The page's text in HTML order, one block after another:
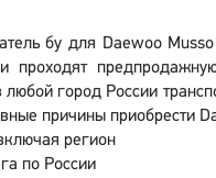
бу для Daewoo
любой город России
причины приобрести
регион
по России